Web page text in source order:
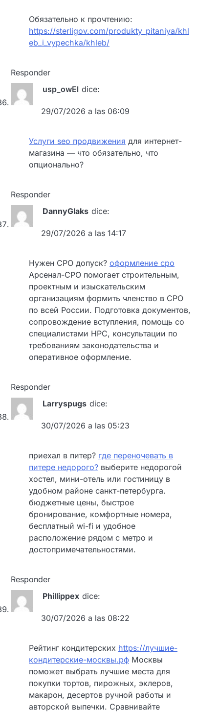
Обязательно к прочтению:
https://sterligov.com/produkty_pitaniya/khl
eb_i_vypechka/khleb/
Responder
usp_owEl dice:
29/07/2026 a las 06:09
Услуги seo продвижения для интернет-
магазина — что обязательно, что
опционально?
Responder
DannyGlaks dice:
29/07/2026 a las 14:17
Нужен СРО допуск? оформление сро
Арсенал-СРО помогает строительным,
проектным и изыскательским
организациям формить членство в СРО
по всей России. Подготовка документов,
сопровождение вступления, помощь со
специалистами НРС, консультации по
требованиям законодательства и
оперативное оформление.
Responder
Larryspugs dice:
30/07/2026 a las 05:23
приехал в питер? где переночевать в
питере недорого? выберите недорогой
хостел, мини-отель или гостиницу в
удобном районе санкт-петербурга.
бюджетные цены, быстрое
бронирование, комфортные номера,
бесплатный wi-fi и удобное
расположение рядом с метро и
достопримечательностями.
Responder
Phillippex dice:
30/07/2026 a las 08:22
Рейтинг кондитерских https://лучшие-
кондитерские-москвы.рф Москвы
поможет выбрать лучшие места для
покупки тортов, пирожных, эклеров,
макарон, десертов ручной работы и
авторской выпечки. Сравнивайте